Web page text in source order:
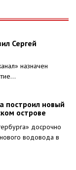
Сергей
назначен
построил новый
острове
досрочно
водовода в